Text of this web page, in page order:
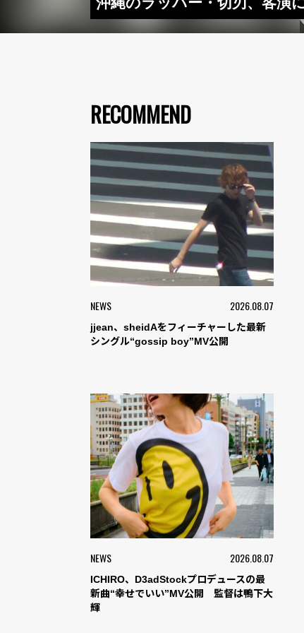
RECOMMEND
NEWS 2026.08.07
jjean、sheidAをフィーチャーした最新
シングル“gossip boy”MV公開
NEWS 2026.08.07
ICHIRO、D3adStockプロデュースの最
新曲“幸せでいい”MV公開 監督は鴨下大
輝